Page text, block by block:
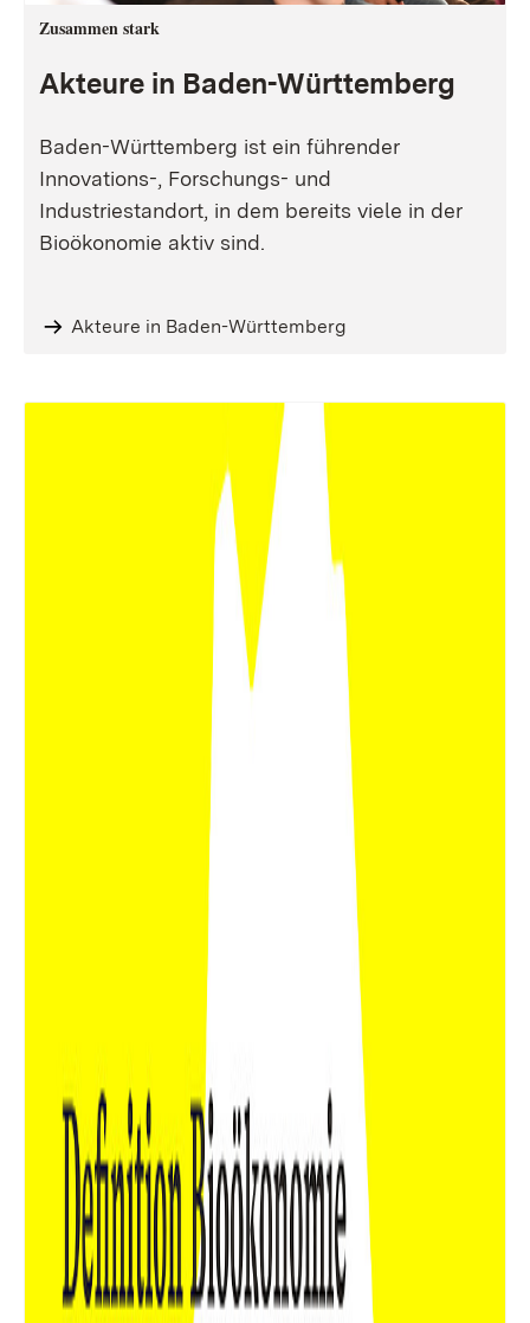
Zusammen stark
Akteure in Baden-Württemberg
Baden-Württemberg ist ein führender
Innovations-, Forschungs- und
Industriestandort, in dem bereits viele in der
Bioökonomie aktiv sind.
Akteure in Baden-Württemberg